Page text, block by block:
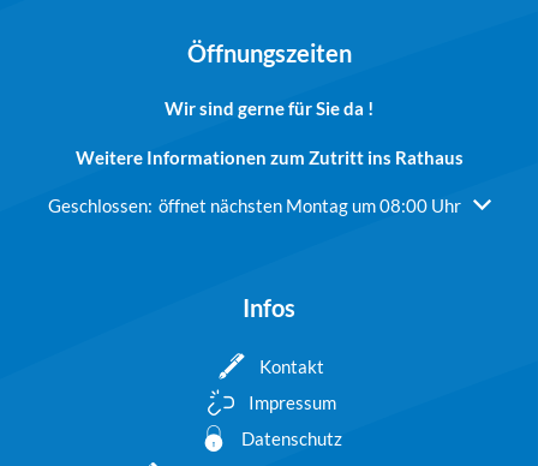
Öffnungszeiten
Wir sind gerne für Sie da !
Weitere Informationen zum Zutritt ins Rathaus
Klicken, um weitere Öffnungs- oder Schließzeiten
Geschlossen: öffnet nächsten Montag um 08:00 Uhr
Infos
Kontakt
Impressum
Datenschutz